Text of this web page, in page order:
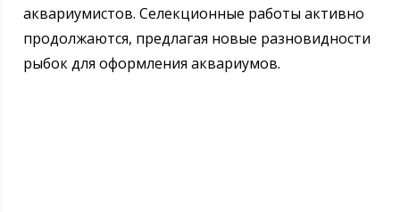
аквариумистов. Селекционные работы активно
продолжаются, предлагая новые разновидности
рыбок для оформления аквариумов.